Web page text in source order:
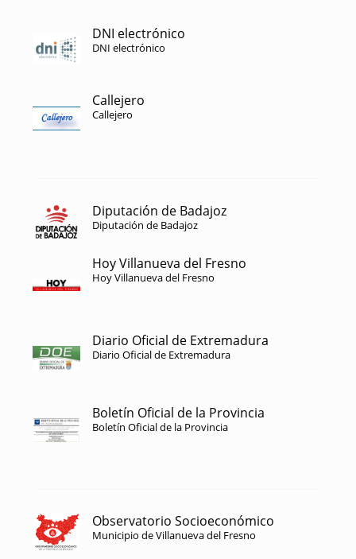
DNI electrónico
DNI electrónico
Callejero
Callejero
Diputación de Badajoz
Diputación de Badajoz
Hoy Villanueva del Fresno
Hoy Villanueva del Fresno
Diario Oficial de Extremadura
Diario Oficial de Extremadura
Boletín Oficial de la Provincia
Boletín Oficial de la Provincia
Observatorio Socioeconómico
Municipio de Villanueva del Fresno